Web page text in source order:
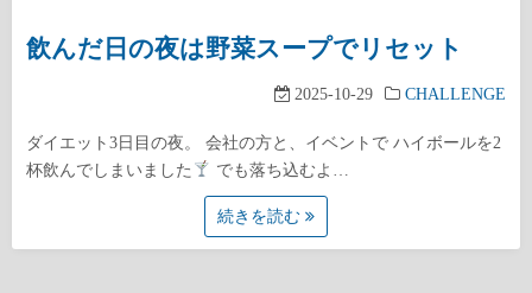
飲んだ日の夜は野菜スープでリセット
2025-10-29 CHALLENGE
ダイエット3日目の夜。 会社の方と、イベントで ハイボールを2
杯飲んでしまいました
でも落ち込むよ…
続きを読む